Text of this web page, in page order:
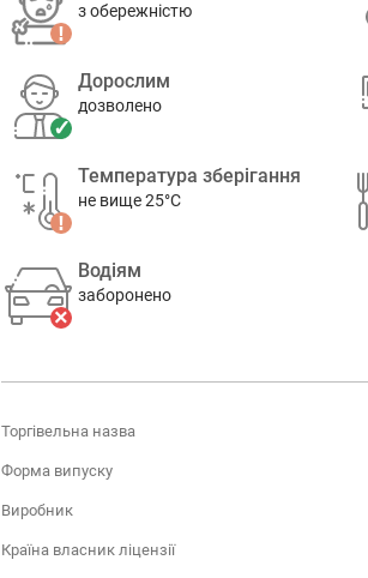
з обережністю
Дорослим
дозволено
Температура зберігання
не вище 25°C
Водіям
заборонено
Торгівельна назва
Форма випуску
Виробник
Країна власник ліцензії